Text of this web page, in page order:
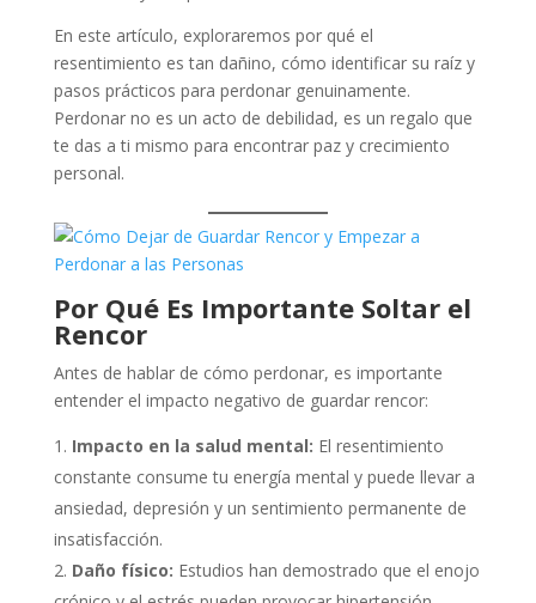
En este artículo, exploraremos por qué el
resentimiento es tan dañino, cómo identificar su raíz y
pasos prácticos para perdonar genuinamente.
Perdonar no es un acto de debilidad, es un regalo que
te das a ti mismo para encontrar paz y crecimiento
personal.
Por Qué Es Importante Soltar el
Rencor
Antes de hablar de cómo perdonar, es importante
entender el impacto negativo de guardar rencor:
Impacto en la salud mental: El resentimiento
constante consume tu energía mental y puede llevar a
ansiedad, depresión y un sentimiento permanente de
insatisfacción.
Daño físico: Estudios han demostrado que el enojo